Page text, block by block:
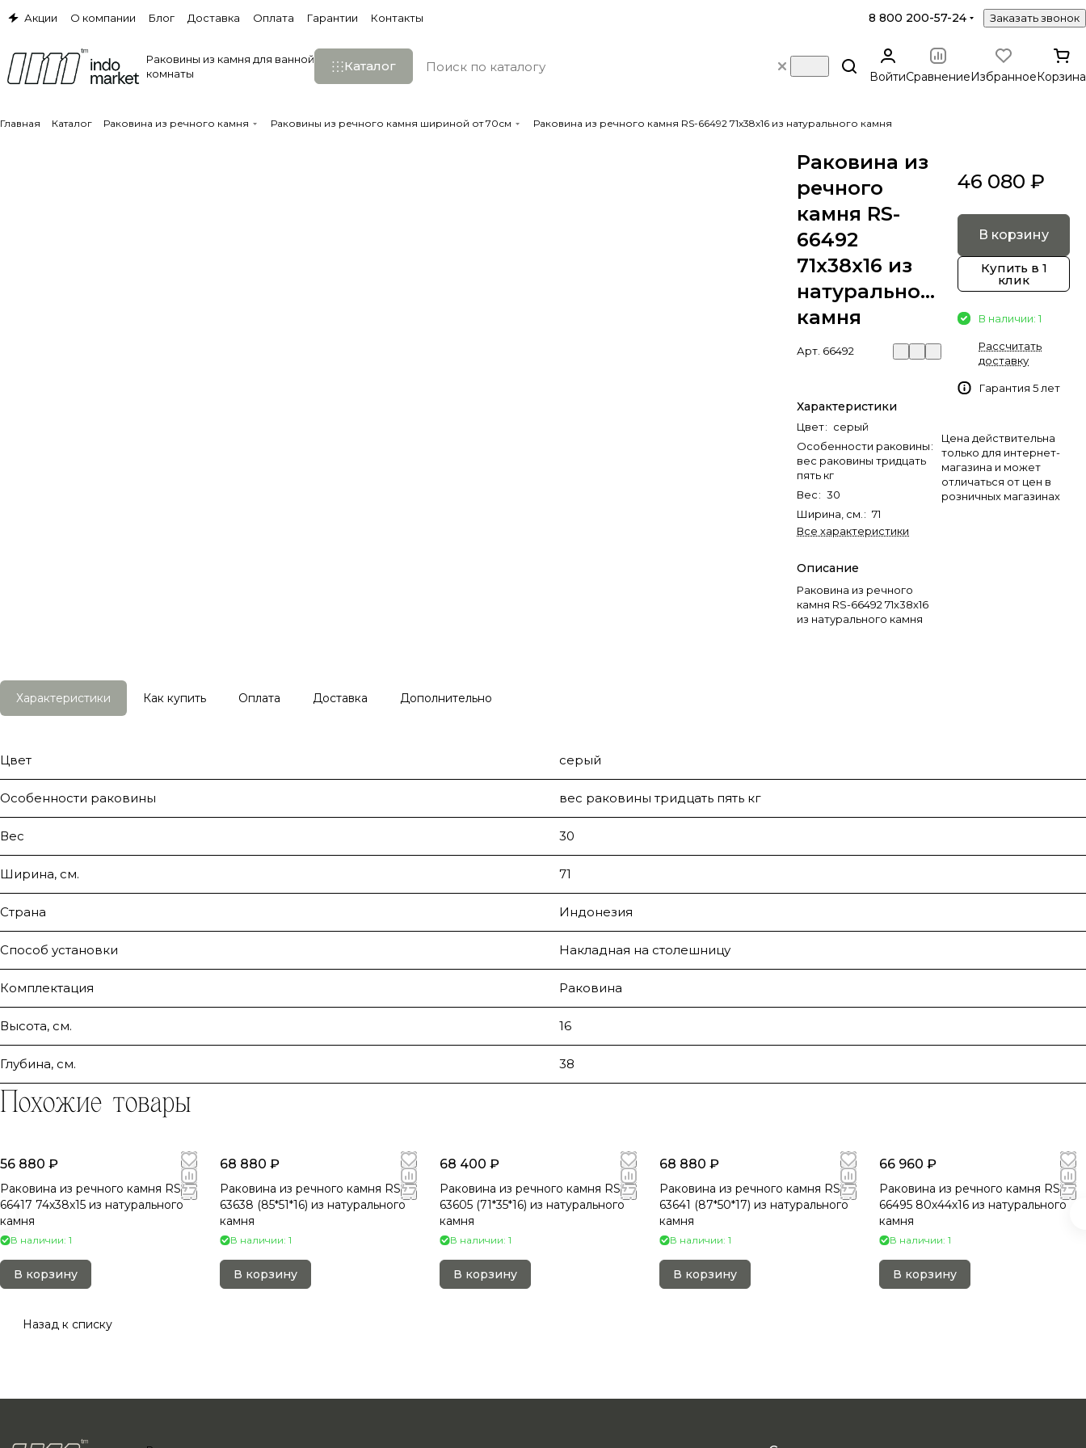
Акции О компании Блог Доставка Оплата Гарантии Контакты 8 800 200-57-24 Заказать звонок
Раковины из камня для ванной
комнаты
Каталог
ВойтиСравнениеИзбранноеКорзина
Главная Каталог Раковина из речного камня Раковины из речного камня шириной от 70см Раковина из речного камня RS-66492 71х38х16 из натурального камня
Раковина из
речного
камня RS-
66492
71х38х16 из
натурального
камня
Арт. 66492
Характеристики
Цвет: серый
Особенности раковины:
вес раковины тридцать
пять кг
Вес: 30
Ширина, см. : 71
Все характеристики
Описание
Раковина из речного
камня RS-66492 71х38х16
из натурального камня
46 080 ₽
В корзину
Купить в 1
клик
В наличии: 1
Рассчитать
доставку
Гарантия 5 лет
Цена действительна
только для интернет-
магазина и может
отличаться от цен в
розничных магазинах
Характеристики Как купить Оплата Доставка Дополнительно
Цвет серый
Особенности раковины вес раковины тридцать пять кг
Вес 30
Ширина, см. 71
Страна Индонезия
Способ установки Накладная на столешницу
Комплектация Раковина
Высота, см. 16
Глубина, см. 38
Похожие товары
56 880 ₽
Раковина из речного камня RS-
66417 74х38х15 из натурального
камня
В наличии: 1
В корзину
68 880 ₽
Раковина из речного камня RS-
63638 (85*51*16) из натурального
камня
В наличии: 1
В корзину
68 400 ₽
Раковина из речного камня RS-
63605 (71*35*16) из натурального
камня
В наличии: 1
В корзину
68 880 ₽
Раковина из речного камня RS-
63641 (87*50*17) из натурального
камня
В наличии: 1
В корзину
66 960 ₽
Раковина из речного камня RS-
66495 80х44х16 из натурального
камня
В наличии: 1
В корзину
Назад к списку